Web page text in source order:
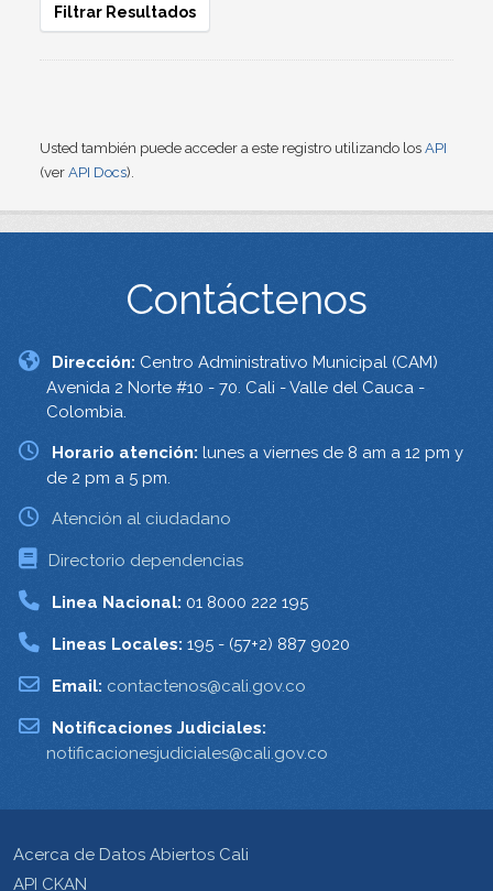
Filtrar Resultados
Usted también puede acceder a este registro utilizando los API
(ver API Docs).
Contáctenos
Dirección: Centro Administrativo Municipal (CAM)
Avenida 2 Norte #10 - 70. Cali - Valle del Cauca -
Colombia.
Horario atención: lunes a viernes de 8 am a 12 pm y
de 2 pm a 5 pm.
Atención al ciudadano
Directorio dependencias
Linea Nacional: 01 8000 222 195
Lineas Locales: 195 - (57+2) 887 9020
Email: contactenos@cali.gov.co
Notificaciones Judiciales:
notificacionesjudiciales@cali.gov.co
Acerca de Datos Abiertos Cali
API CKAN